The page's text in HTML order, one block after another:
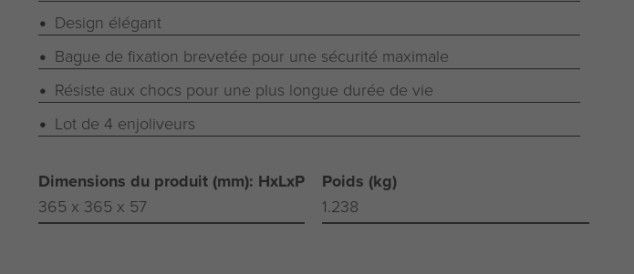
Design élégant
Bague de fixation brevetée pour une sécurité maximale
Résiste aux chocs pour une plus longue durée de vie
Lot de 4 enjoliveurs
Dimensions du produit (mm): HxLxP
365 x 365 x 57
Poids (kg)
1.238